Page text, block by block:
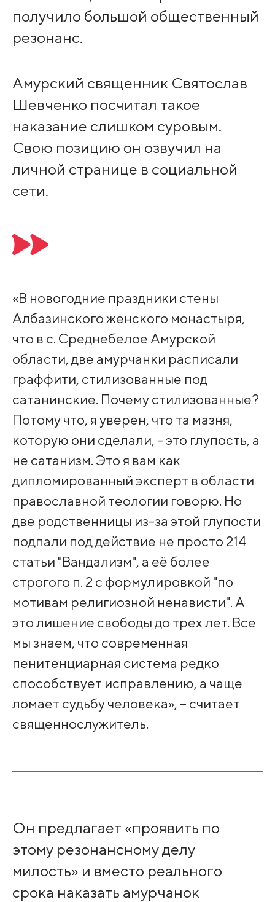
получило большой общественный
резонанс.
Амурский священник Святослав
Шевченко посчитал такое
наказание слишком суровым.
Свою позицию он озвучил на
личной странице в социальной
сети.
«В новогодние праздники стены
Албазинского женского монастыря,
что в с. Среднебелое Амурской
области, две амурчанки расписали
граффити, стилизованные под
сатанинские. Почему стилизованные?
Потому что, я уверен, что та мазня,
которую они сделали, - это глупость, а
не сатанизм. Это я вам как
дипломированный эксперт в области
православной теологии говорю. Но
две родственницы из-за этой глупости
подпали под действие не просто 214
статьи "Вандализм", а её более
строгого п. 2 с формулировкой "по
мотивам религиозной ненависти". А
это лишение свободы до трех лет. Все
мы знаем, что современная
пенитенциарная система редко
способствует исправлению, а чаще
ломает судьбу человека», – считает
священнослужитель.
Он предлагает «проявить по
этому резонансному делу
милость» и вместо реального
срока наказать амурчанок